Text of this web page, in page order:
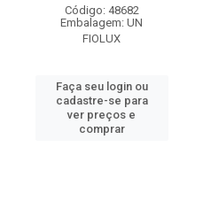
Código: 48682
Embalagem: UN
FIOLUX
Faça seu login ou
cadastre-se para
ver preços e
comprar